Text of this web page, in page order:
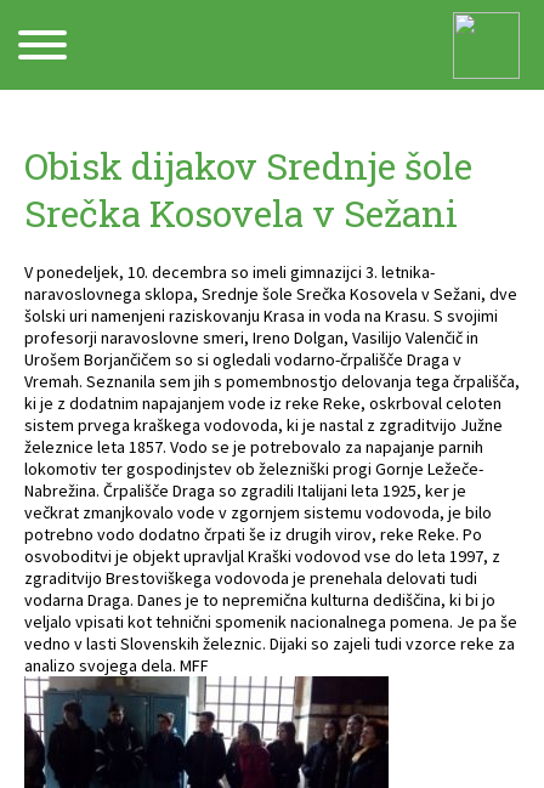
Obisk dijakov Srednje šole
Srečka Kosovela v Sežani
V ponedeljek, 10. decembra so imeli gimnazijci 3. letnika-
naravoslovnega sklopa, Srednje šole Srečka Kosovela v Sežani, dve
šolski uri namenjeni raziskovanju Krasa in voda na Krasu. S svojimi
profesorji naravoslovne smeri, Ireno Dolgan, Vasilijo Valenčič in
Urošem Borjančičem so si ogledali vodarno-črpališče Draga v
Vremah. Seznanila sem jih s pomembnostjo delovanja tega črpališča,
ki je z dodatnim napajanjem vode iz reke Reke, oskrboval celoten
sistem prvega kraškega vodovoda, ki je nastal z zgraditvijo Južne
železnice leta 1857. Vodo se je potrebovalo za napajanje parnih
lokomotiv ter gospodinjstev ob železniški progi Gornje Ležeče-
Nabrežina. Črpališče Draga so zgradili Italijani leta 1925, ker je
večkrat zmanjkovalo vode v zgornjem sistemu vodovoda, je bilo
potrebno vodo dodatno črpati še iz drugih virov, reke Reke. Po
osvoboditvi je objekt upravljal Kraški vodovod vse do leta 1997, z
zgraditvijo Brestoviškega vodovoda je prenehala delovati tudi
vodarna Draga. Danes je to nepremična kulturna dediščina, ki bi jo
veljalo vpisati kot tehnični spomenik nacionalnega pomena. Je pa še
vedno v lasti Slovenskih železnic. Dijaki so zajeli tudi vzorce reke za
analizo svojega dela. MFF